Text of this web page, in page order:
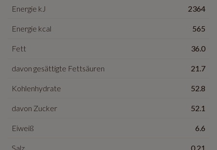
Energie kJ 2364
Energie kcal 565
Fett 36.0
davon gesättigte Fettsäuren 21.7
Kohlenhydrate 52.8
davon Zucker 52.1
Eiweiß 6.6
Salz 0.21